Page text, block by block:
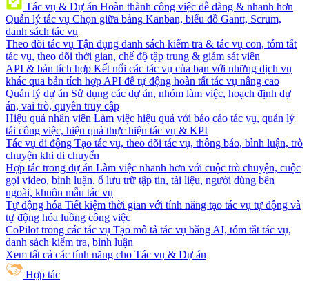
Tác vụ & Dự án Hoàn thành công việc dễ dàng & nhanh hơn
Quản lý tác vụ Chọn giữa bảng Kanban, biểu đồ Gantt, Scrum,
danh sách tác vụ
Theo dõi tác vụ Tận dụng danh sách kiểm tra & tác vụ con, tóm tắt
tác vụ, theo dõi thời gian, chế độ tập trung & giám sát viên
API & bản tích hợp Kết nối các tác vụ của bạn với những dịch vụ
khác qua bản tích hợp API để tự động hoàn tất tác vụ nâng cao
Quản lý dự án Sử dụng các dự án, nhóm làm việc, hoạch định dự
án, vai trò, quyền truy cập
Hiệu quả nhân viên Làm việc hiệu quả với báo cáo tác vụ, quản lý
tải công việc, hiệu quả thực hiện tác vụ & KPI
Tác vụ di động Tạo tác vụ, theo dõi tác vụ, thông báo, bình luận, trò
chuyện khi di chuyển
Hợp tác trong dự án Làm việc nhanh hơn với cuộc trò chuyện, cuộc
gọi video, bình luận, ổ lưu trữ tập tin, tài liệu, người dùng bên
ngoài, khuôn mẫu tác vụ
Tự động hóa Tiết kiệm thời gian với tính năng tạo tác vụ tự động và
tự động hóa luồng công việc
CoPilot trong các tác vụ Tạo mô tả tác vụ bằng AI, tóm tắt tác vụ,
danh sách kiểm tra, bình luận
Xem tất cả các tính năng cho Tác vụ & Dự án
Hợp tác